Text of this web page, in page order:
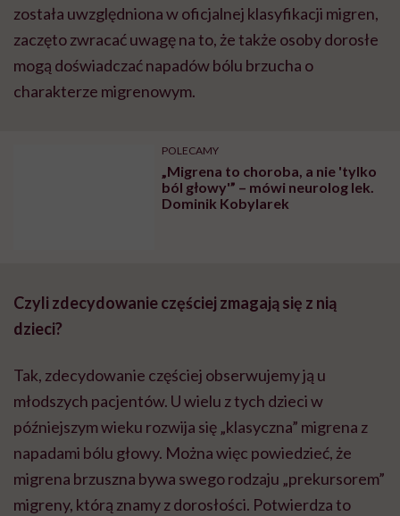
została uwzględniona w oficjalnej klasyfikacji migren,
zaczęto zwracać uwagę na to, że także osoby dorosłe
mogą doświadczać napadów bólu brzucha o
charakterze migrenowym.
POLECAMY
„Migrena to choroba, a nie 'tylko
ból głowy'” – mówi neurolog lek.
Dominik Kobylarek
Czyli zdecydowanie częściej zmagają się z nią
dzieci?
Tak, zdecydowanie częściej obserwujemy ją u
młodszych pacjentów. U wielu z tych dzieci w
późniejszym wieku rozwija się „klasyczna” migrena z
napadami bólu głowy. Można więc powiedzieć, że
migrena brzuszna bywa swego rodzaju „prekursorem”
migreny, którą znamy z dorosłości. Potwierdza to